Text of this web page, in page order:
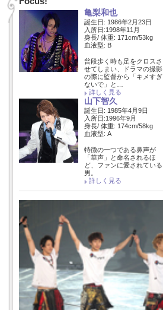
亀梨和也
誕生日: 1986年2月23日
入所日:1998年11月
身長/ 体重: 171cm/53kg
血液型: B
普段歩く時も足をクロスさ
せてしまい、ドラマの撮影
の際に監督から「キメすぎ
ないで」と…
詳しく見る
山下智久
誕生日: 1985年4月9日
入所日:1996年9月
身長/ 体重: 174cm/58kg
血液型: A
特徴の一つである鼻声が
「華声」と命名されるほ
ど、ファンに愛されている
男。
詳しく見る